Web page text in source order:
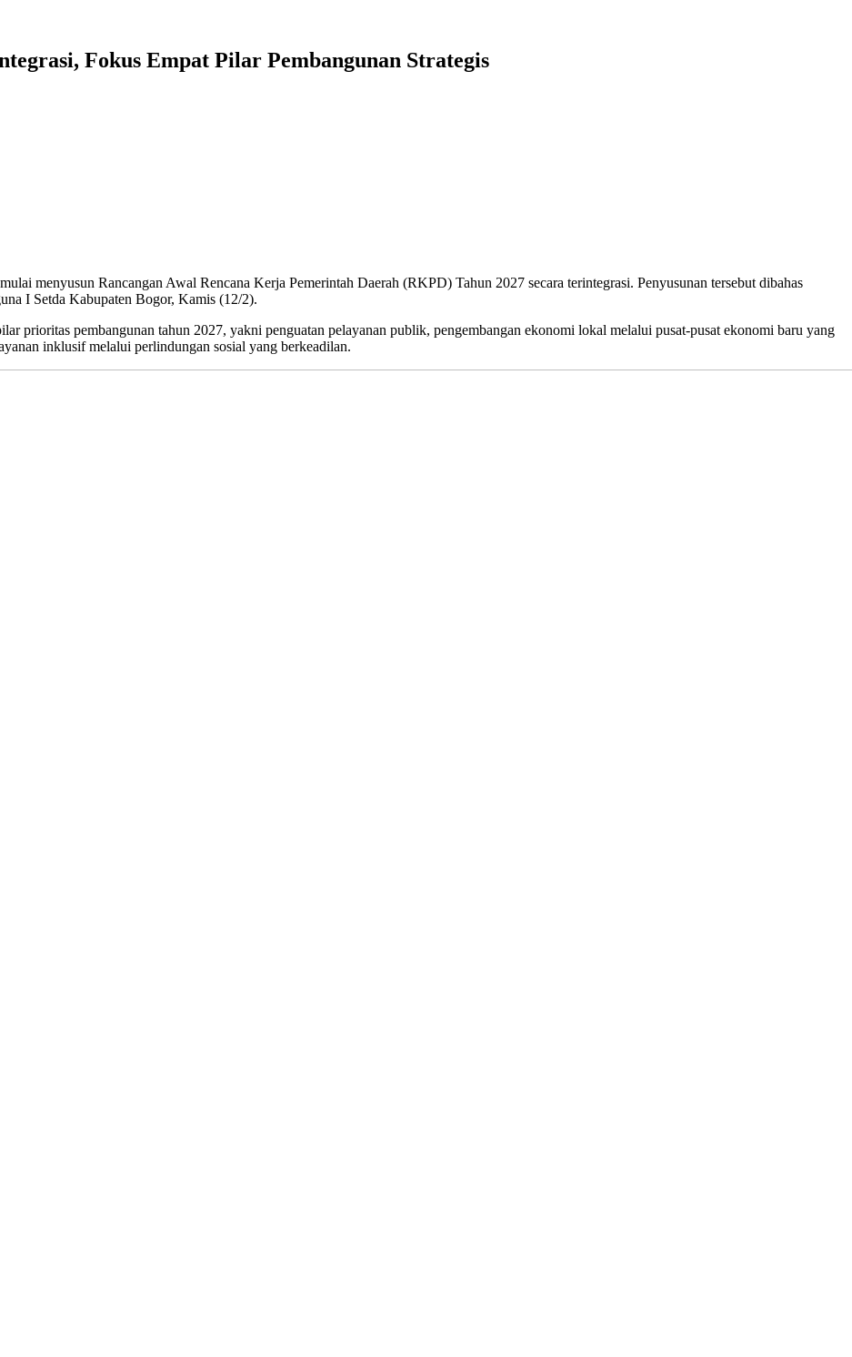
Fokus Empat Pilar Pembangunan Strategis
menyusun Rancangan Awal Rencana Kerja Pemerintah Daerah (RKPD) Tahun 2027 secara terintegrasi. Penyusunan tersebut dibahas
I Setda Kabupaten Bogor, Kamis (12/2).
prioritas pembangunan tahun 2027, yakni penguatan pelayanan publik, pengembangan ekonomi lokal melalui pusat-pusat ekonomi baru yang
inklusif melalui perlindungan sosial yang berkeadilan.